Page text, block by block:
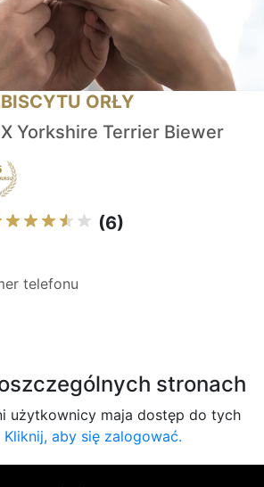
ORŁY
Yorkshire Terrier Biewer
(6)
telefonu
stronach
użytkownicy maja dostęp do tych
Kliknij, aby się zalogować.